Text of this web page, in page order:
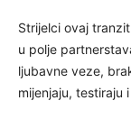
Strijelci ovaj
u polje
ljubavne veze,
mijenjaju, testiraju